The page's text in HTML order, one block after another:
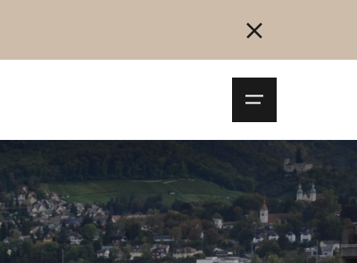
Se connecter S'inscrire
Démarrez maintenant